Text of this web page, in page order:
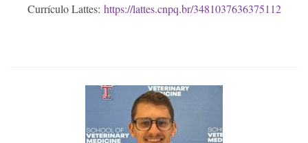
Currículo Lattes: https://lattes.cnpq.br/3481037636375112